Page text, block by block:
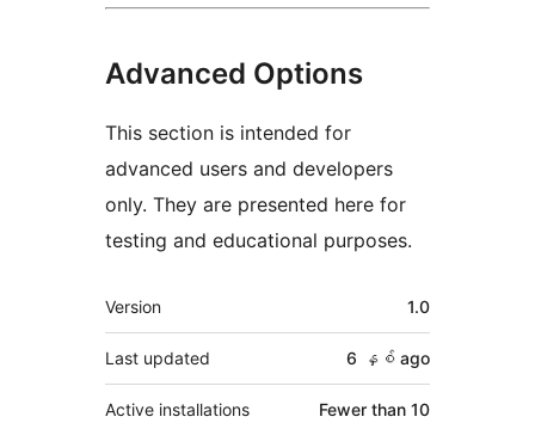
Advanced Options
This section is intended for
advanced users and developers
only. They are presented here for
testing and educational purposes.
Meta
Version 1.0
Last updated 6 နှစ် ago
Active installations Fewer than 10